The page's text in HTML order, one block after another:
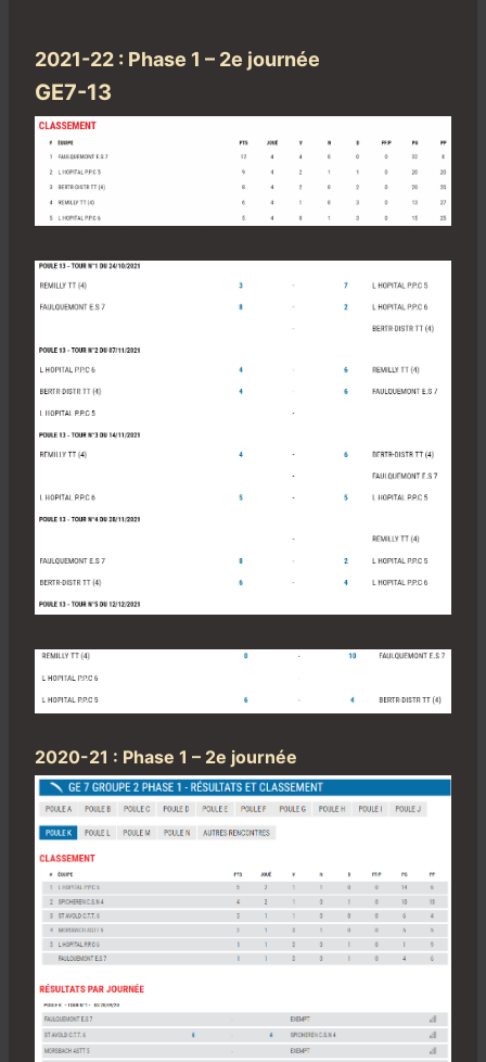
2021-22 : Phase 1 – 2e journée
GE7-13
2020-21 : Phase 1 – 2e journée